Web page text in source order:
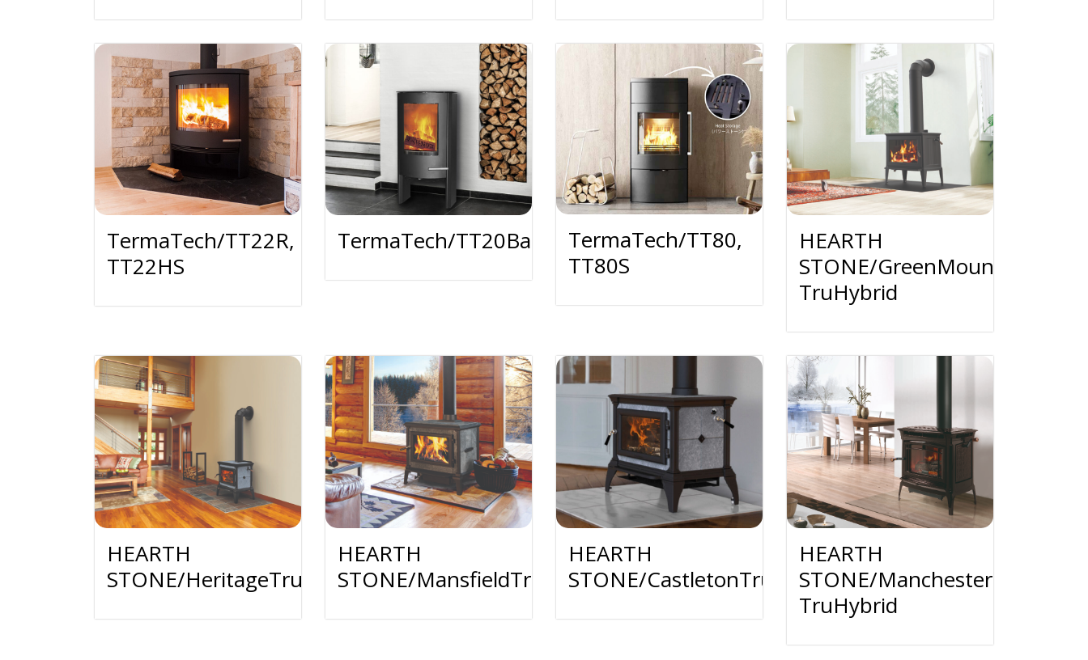
TermaTech/TT22R,
TT22HS
TermaTech/TT20BazicR TermaTech/TT80,
TT80S
HEARTH
STONE/GreenMountain
TruHybrid
HEARTH
STONE/HeritageTruHybrid
HEARTH
STONE/MansfieldTruHybrid
HEARTH
STONE/CastletonTruHybrid
HEARTH
STONE/Manchester
TruHybrid